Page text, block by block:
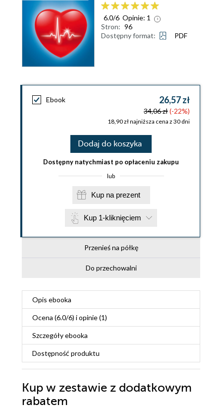
6.0/6 Opinie: 1
Stron: 96
Dostępny format:
PDF
Ebook 26,57 zł
34,06 zł(-22%)
18,90 zł najniższa cena z 30 dni
Dodaj do koszyka
Dostępny natychmiast po opłaceniu zakupu
lub
Kup na prezent
Kup 1-kliknięciem
Przenieś na półkę
Do przechowalni
Opis ebooka
Ocena (6.0/6) i opinie (1)
Szczegółyebooka
Dostępność produktu
Kup w zestawie z dodatkowym
rabatem